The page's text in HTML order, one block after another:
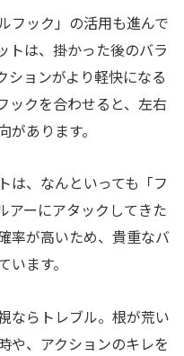
フック」の活用も進んで
トは、掛かった後のバラ
ションがより軽快になる
ックを合わせると、左右
あります。
は、なんといっても「フ
アーにアタックしてきた
率が高いため、貴重なバ
ます。
ならトレブル。根が荒い
や、アクションのキレを